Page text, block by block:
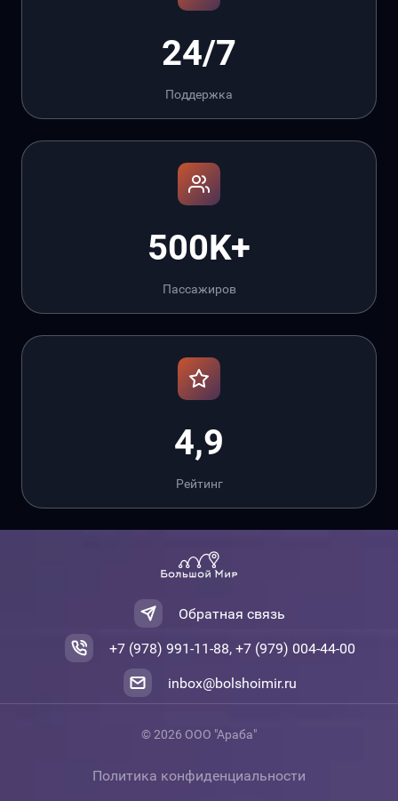
24/7
Поддержка
500K+
Пассажиров
4,9
Рейтинг
Обратная связь
+7 (978) 991-11-88, +7 (979) 004-44-00
inbox@bolshoimir.ru
© 2026 ООО "Араба"
Политика конфиденциальности